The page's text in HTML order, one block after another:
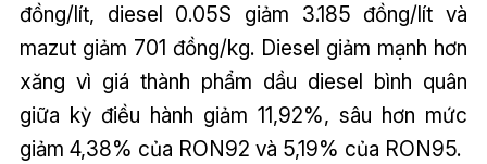
đồng/lít, diesel 0.05S giảm 3.185 đồng/lít và
mazut giảm 701 đồng/kg. Diesel giảm mạnh hơn
xăng vì giá thành phẩm dầu diesel bình quân
giữa kỳ điều hành giảm 11,92%, sâu hơn mức
giảm 4,38% của RON92 và 5,19% của RON95.